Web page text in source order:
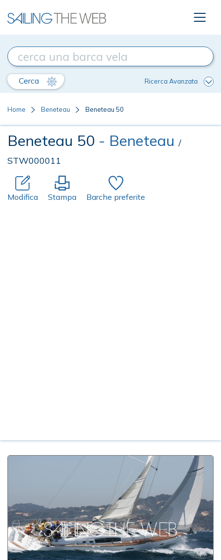
Cerca Ricerca Avanzata
Home Beneteau Beneteau 50
Beneteau 50 - Beneteau /
STW000011
Modifica Stampa Barche preferite